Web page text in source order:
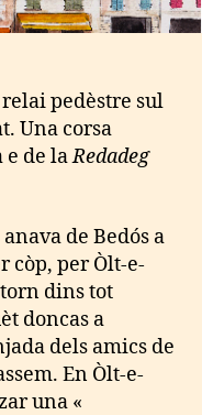
relai pedèstre sul
Una corsa
e de laRedadeg
de Bedós a
còp, per Òlt-e-
dins tot
doncas a
dels amics de
En Òlt-e-
una «